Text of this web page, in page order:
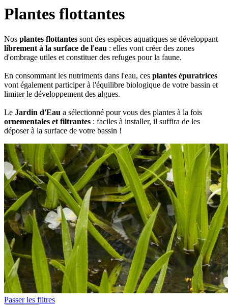
Plantes flottantes
Nos plantes flottantes sont des espèces aquatiques se développant
librement à la surface de l'eau : elles vont créer des zones
d'ombrage utiles et constituer des refuges pour la faune.
En consommant les nutriments dans l'eau, ces plantes épuratrices
vont également participer à l'équilibre biologique de votre bassin et
limiter le développement des algues.
Le Jardin d'Eau a sélectionné pour vous des plantes à la fois
ornementales et filtrantes : faciles à installer, il suffira de les
déposer à la surface de votre bassin !
Passer les filtres